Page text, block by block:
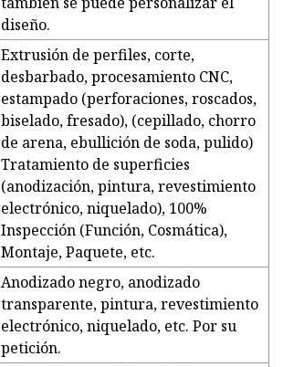
diseño.
Extrusión de perfiles, corte,
desbarbado, procesamiento CNC,
estampado (perforaciones, roscados,
biselado, fresado), (cepillado, chorro
de arena, ebullición de soda, pulido)
Tratamiento de superficies
(anodización, pintura, revestimiento
electrónico, niquelado), 100%
Inspección (Función, Cosmática),
Montaje, Paquete, etc.
Anodizado negro, anodizado
transparente, pintura, revestimiento
electrónico, niquelado, etc. Por su
petición.